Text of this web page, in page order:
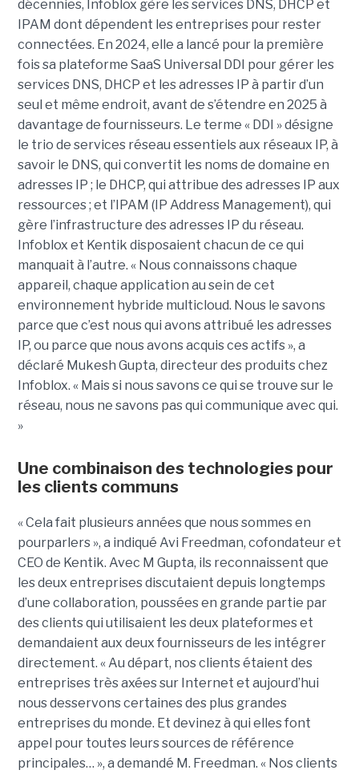
décennies, Infoblox gère les services DNS, DHCP et
IPAM dont dépendent les entreprises pour rester
connectées. En 2024, elle a lancé pour la première
fois sa plateforme SaaS Universal DDI pour gérer les
services DNS, DHCP et les adresses IP à partir d’un
seul et même endroit, avant de s’étendre en 2025 à
davantage de fournisseurs. Le terme « DDI » désigne
le trio de services réseau essentiels aux réseaux IP, à
savoir le DNS, qui convertit les noms de domaine en
adresses IP ; le DHCP, qui attribue des adresses IP aux
ressources ; et l’IPAM (IP Address Management), qui
gère l’infrastructure des adresses IP du réseau.
Infoblox et Kentik disposaient chacun de ce qui
manquait à l’autre. « Nous connaissons chaque
appareil, chaque application au sein de cet
environnement hybride multicloud. Nous le savons
parce que c’est nous qui avons attribué les adresses
IP, ou parce que nous avons acquis ces actifs », a
déclaré Mukesh Gupta, directeur des produits chez
Infoblox. « Mais si nous savons ce qui se trouve sur le
réseau, nous ne savons pas qui communique avec qui.
»
Une combinaison des technologies pour
les clients communs
« Cela fait plusieurs années que nous sommes en
pourparlers », a indiqué Avi Freedman, cofondateur et
CEO de Kentik. Avec M Gupta, ils reconnaissent que
les deux entreprises discutaient depuis longtemps
d’une collaboration, poussées en grande partie par
des clients qui utilisaient les deux plateformes et
demandaient aux deux fournisseurs de les intégrer
directement. « Au départ, nos clients étaient des
entreprises très axées sur Internet et aujourd’hui
nous desservons certaines des plus grandes
entreprises du monde. Et devinez à qui elles font
appel pour toutes leurs sources de référence
principales… », a demandé M. Freedman. « Nos clients